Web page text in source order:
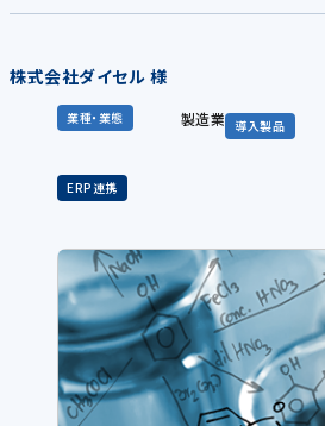
株式会社ダイセル 様
業種・業態 製造業 導入製品
ERP連携